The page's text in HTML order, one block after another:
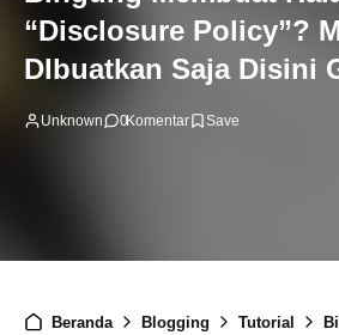
“Disclosure Policy”?
DIbuatkan Saja Disini
Unknown 0Komentar
Beranda Blogging Tutorial